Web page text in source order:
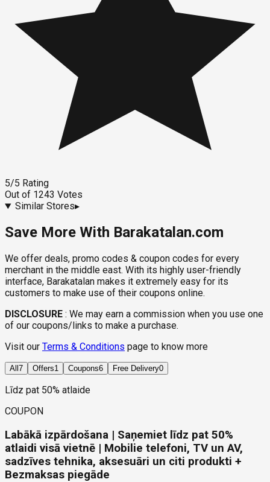
5/5 Rating
Out of 1243 Votes
Similar Stores▸
Save More With Barakatalan.com
We offer deals, promo codes & coupon codes for every
merchant in the middle east. With its highly user-friendly
interface, Barakatalan makes it extremely easy for its
customers to make use of their coupons online.
DISCLOSURE : We may earn a commission when you use one
of our coupons/links to make a purchase.
Visit our Terms & Conditions page to know more
All 7 Offers1 Coupons6 Free Delivery0
Līdz pat 50% atlaide
COUPON
Labākā izpārdošana | Saņemiet līdz pat 50%
atlaidi visā vietnē | Mobilie telefoni, TV un AV,
sadzīves tehnika, aksesuāri un citi produkti +
Bezmaksas piegāde